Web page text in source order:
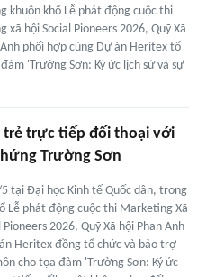
khuôn khổ Lễ phát động cuộc thi
xã hội Social Pioneers 2026, Quỹ Xã
Anh phối hợp cùng Dự án Heritex tổ
'Trường Sơn: Ký ức lịch sử và sự
trẻ trực tiếp đối thoại với
Trường Sơn
tại Đại học Kinh tế Quốc dân, trong
Lễ phát động cuộc thi Marketing Xã
Pioneers 2026, Quỹ Xã hội Phan Anh
Heritex đồng tổ chức và bảo trợ
cho tọa đàm 'Trường Sơn: Ký ức